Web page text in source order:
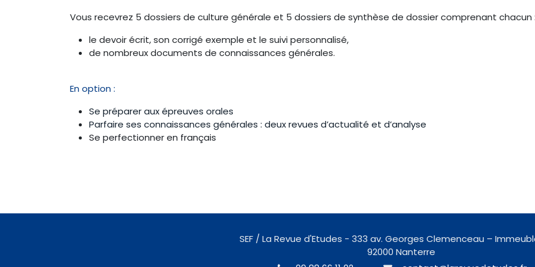
Vous recevrez 5 dossiers de culture générale et 5 dossiers de synthèse de dossier comprenant chacun :
le devoir écrit, son corrigé exemple et le suivi personnalisé,
de nombreux documents de connaissances générales.
En option :
Se préparer aux épreuves orales
Parfaire ses connaissances générales : deux revues d’actualité et d’analyse
Se perfectionner en français
SEF / La Revue d'Etudes - 333 av. Georges Clemenceau –
92000 Nanterre